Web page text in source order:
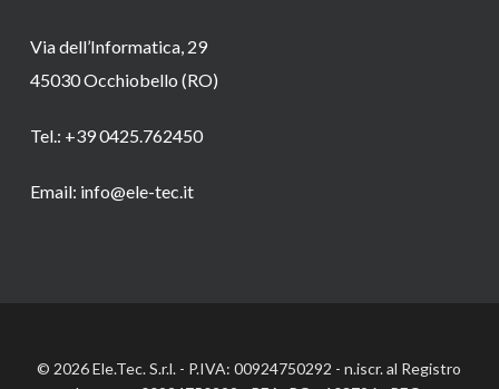
Via dell’Informatica, 29
45030 Occhiobello (RO)
Tel.: +39 0425.762450
Email: info@ele-tec.it
© 2026 Ele.Tec. S.r.l. - P.IVA: 00924750292 - n.iscr. al Registro